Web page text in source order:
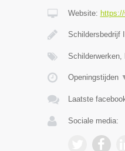
Website:
Schildersbedrijf
Schilderwerken,
Openingstijden
Laatste
Sociale media: